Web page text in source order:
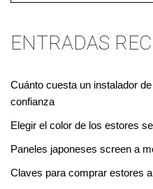
ENTRADAS
Cuánto cuesta un instalador
confianza
Elegir el color de los estores
Paneles japoneses screen a
Claves para comprar estores